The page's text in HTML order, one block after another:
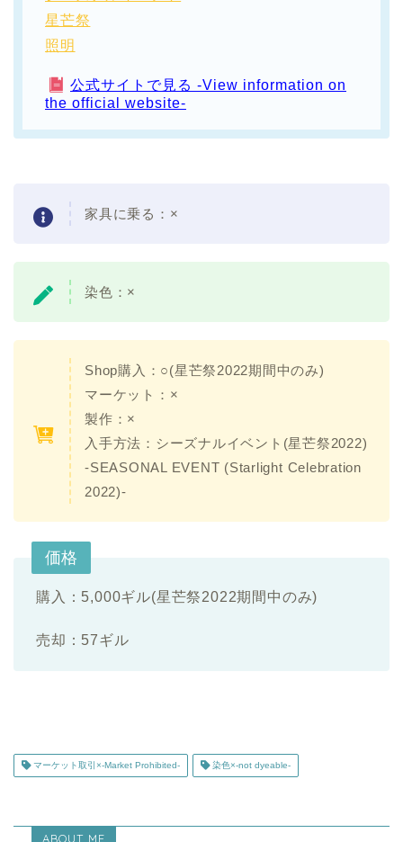
星芒祭
照明
公式サイトで見る -View information on
the official website-
家具に乗る： ×
染色： ×
Shop購入：○(星芒祭2022期間中のみ)
マーケット： ×
製作： ×
入手方法：シーズナルイベント(星芒祭2022)
-SEASONAL EVENT (Starlight Celebration
2022)-
価格
購入：5,000ギル(星芒祭2022期間中のみ)
売却：57ギル
マーケット取引×-Market Prohibited- 染色×-not dyeable-
ABOUT ME